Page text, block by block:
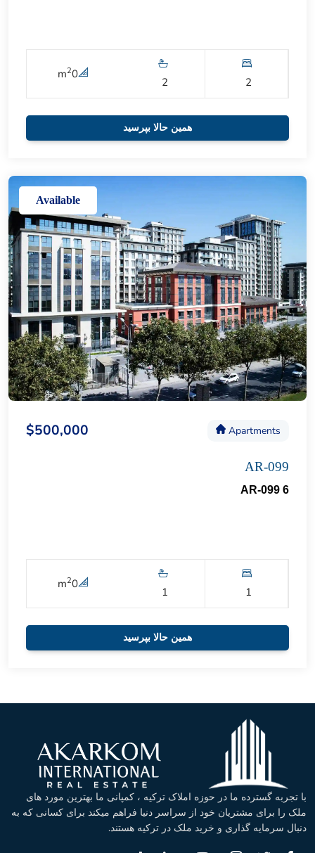
2
2
0
m2
همین حالا بپرسید
Available
Apartments
$500,000
AR-099
AR-099 6
1
1
0
m2
همین حالا بپرسید
با تجربه گسترده ما در حوزه املاک ترکیه ، کمپانی ما بهترین مورد های
ملک را برای مشتریان خود از سراسر دنیا فراهم میکند برای کسانی که به
دنبال سرمایه گذاری و خرید ملک در ترکیه هستند.